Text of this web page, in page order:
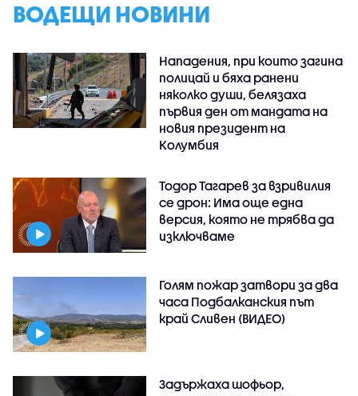
ВОДЕЩИ НОВИНИ
Нападения, при които загина
полицай и бяха ранени
няколко души, белязаха
първия ден от мандата на
новия президент на
Колумбия
Тодор Тагарев за взривилия
се дрон: Има още една
версия, която не трябва да
изключваме
Голям пожар затвори за два
часа Подбалканския път
край Сливен (ВИДЕО)
Задържаха шофьор,